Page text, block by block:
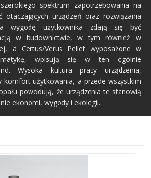
spektrum zapotrzebowania na
otaczających urządzeń oraz rozwiązania
wygodę użytkownika zdają się być
w budownictwie, w tym również w
a Certus/Verus Pellet wyposażone w
wpisują się w ten ogólnie
Wysoka kultura pracy urządzenia,
komfort użytkowania, a przede wszystkim
powodują, że urządzenia te stanowią
ekonomi, wygody i ekologii.